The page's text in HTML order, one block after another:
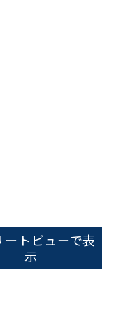
す
ートビューで表
示